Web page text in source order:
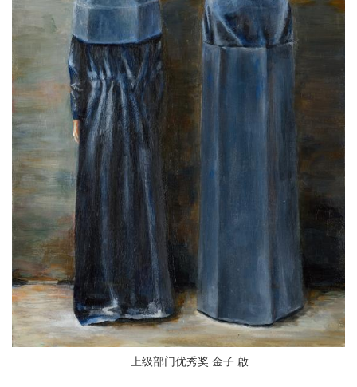
上级部门优秀奖 金子 啟